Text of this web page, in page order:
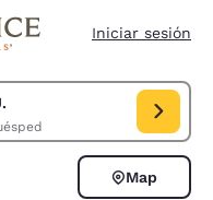
Iniciar sesión
1 huésped
EE. UU.. Fecha de
Map